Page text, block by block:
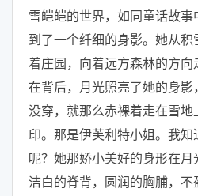
雪皑皑的世界，如同童话故
到了一个纤细的身影。她从
着庄园，向着远方森林的方
在背后，月光照亮了她的身影
没穿，就那么赤裸着走在雪地
印。那是伊芙利特小姐。我
呢？她那娇小美好的身形在
洁白的脊背，圆润的胸脯，